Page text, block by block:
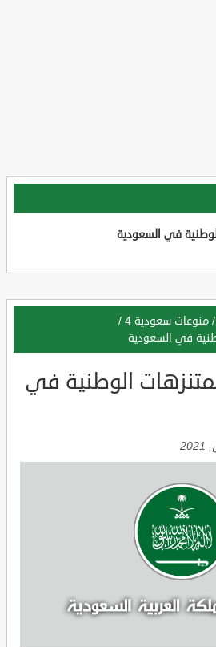
في السعودية
/ منوعات سعودية 4
/
في السعودية
الوطنية في